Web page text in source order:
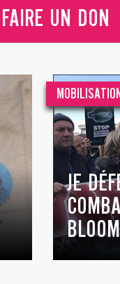
FAIRE UN DON
JE
BLOOM